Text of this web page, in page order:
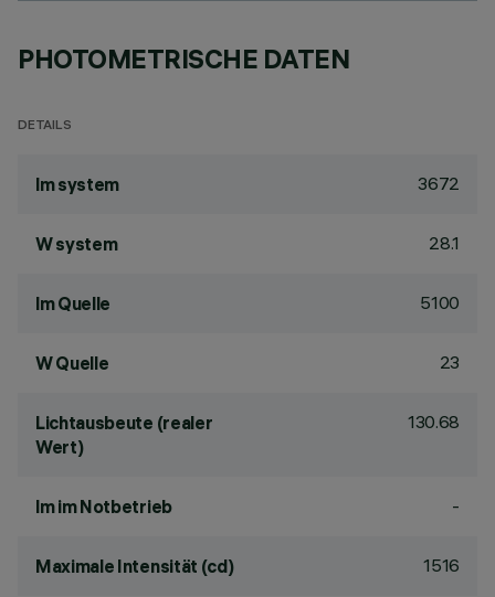
PHOTOMETRISCHE DATEN
DETAILS
lm system 3672
W system 28.1
lm Quelle 5100
W Quelle 23
Lichtausbeute (realer
Wert)
130.68
lm im Notbetrieb -
Maximale Intensität (cd) 1516